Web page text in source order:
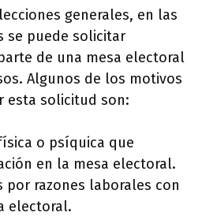
generales, en las
se puede solicitar
de una mesa electoral
Algunos de los motivos
esta solicitud son:
o psíquica que
en la mesa electoral.
razones laborales con
electoral.